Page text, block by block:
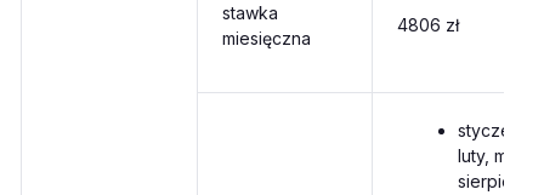
stawka
miesięczna
4806 zł
styczeń,
luty, maj,
sierpień,